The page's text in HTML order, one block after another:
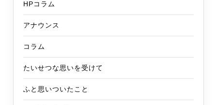
HPコラム
アナウンス
コラム
たいせつな思いを受けて
ふと思いついたこと